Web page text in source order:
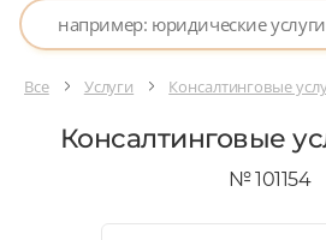
Все Услуги Консалтинговые
Консалтинговые
№ 101154